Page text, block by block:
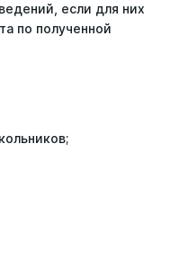
если для них
по полученной